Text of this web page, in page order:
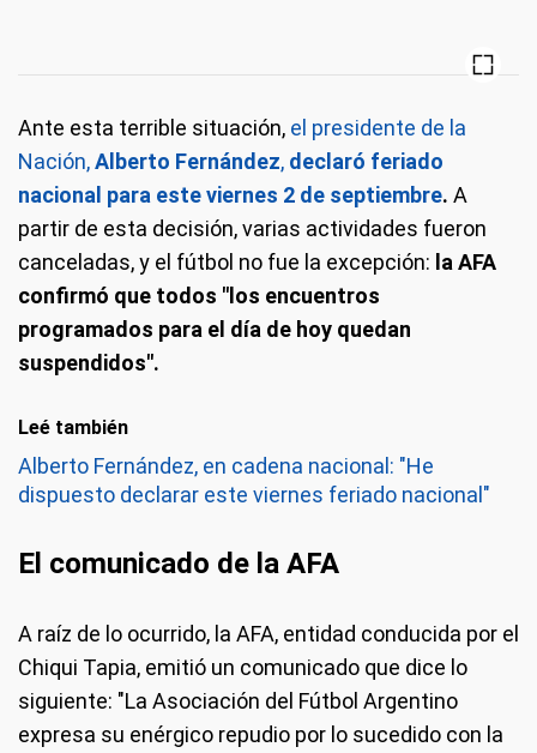
Ante esta terrible situación, el presidente de la
Nación,Alberto Fernández, declaró feriado
nacional para este viernes 2 de septiembre. A
partir de esta decisión, varias actividades fueron
canceladas, y el fútbol no fue la excepción: la AFA
confirmó que todos "los encuentros
programados para el día de hoy quedan
suspendidos".
Leé también
Alberto Fernández, en cadena nacional: "He
dispuesto declarar este viernes feriado nacional"
El comunicado de la AFA
A raíz de lo ocurrido, la AFA, entidad conducida por el
Chiqui Tapia, emitió un comunicado que dice lo
siguiente: "La Asociación del Fútbol Argentino
expresa su enérgico repudio por lo sucedido con la